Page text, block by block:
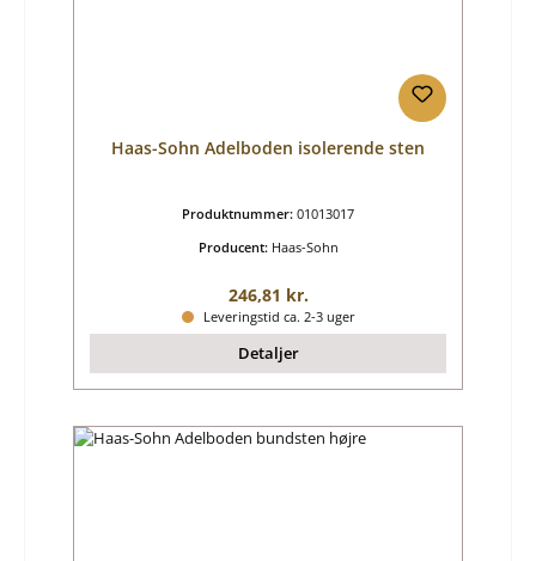
Haas-Sohn Adelboden isolerende sten
Produktnummer: 01013017
Producent: Haas-Sohn
Almindelig pris:
246,81 kr.
Leveringstid ca. 2-3 uger
Detaljer